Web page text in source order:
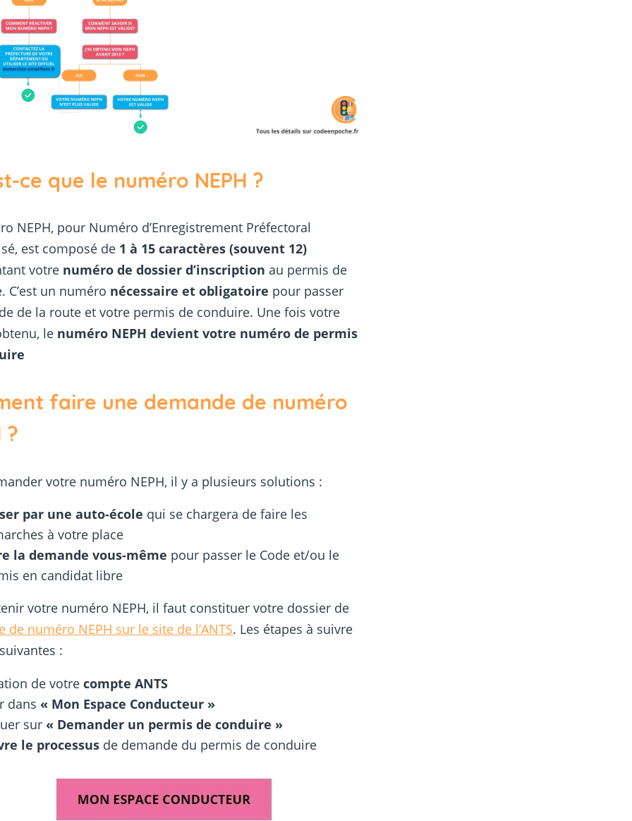
ce que le numéro NEPH ?
NEPH, pour Numéro d’Enregistrement Préfectoral
est composé de 1 à 15 caractères (souvent 12)
votre numéro de dossier d’inscription au permis de
C’est un numéro nécessaire et obligatoire pour passer
de la route et votre permis de conduire. Une fois votre
le numéro NEPH devient votre numéro de permis
faire une demande de numéro
?
votre numéro NEPH, il y a plusieurs solutions :
par une auto-école qui se chargera de faire les
à votre place
la demande vous-même pour passer le Code et/ou le
en candidat libre
votre numéro NEPH, il faut constituer votre dossier de
de numéro NEPH sur le site de l’ANTS. Les étapes à suivre
:
de votrecompte ANTS
dans « Mon Espace Conducteur »
sur « Demander un permis de conduire »
le processus de demande du permis de conduire